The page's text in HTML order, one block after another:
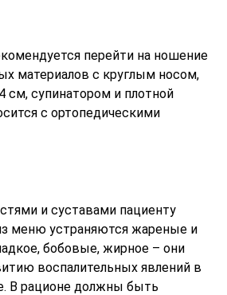
перейти на ношение
материалов с круглым носом,
см, супинатором и плотной
с ортопедическими
и суставами пациенту
меню устраняются жареные и
бобовые, жирное – они
воспалительных явлений в
В рационе должны быть